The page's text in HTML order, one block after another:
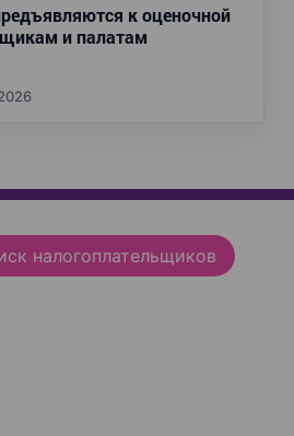
к оценочной
и палатам
налогоплательщиков